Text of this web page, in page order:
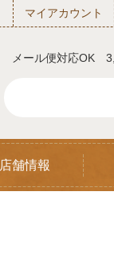
マイアカウント
メール便対応OK
店舗情報